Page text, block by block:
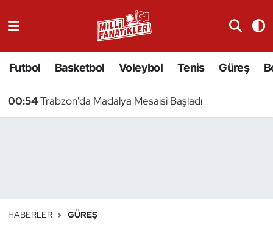
Futbol Basketbol Voleybol Tenis Güreş
00:54Trabzon'da Madalya Mesaisi Başladı
HABERLER GÜREŞ
Badminton